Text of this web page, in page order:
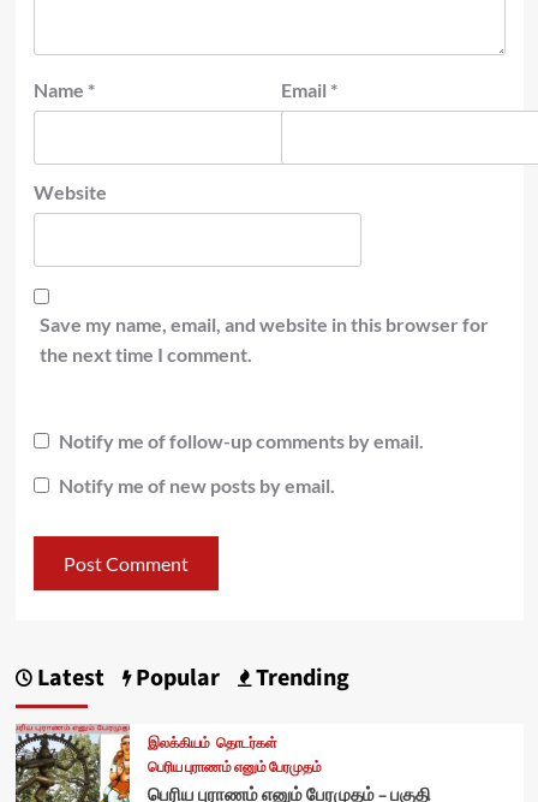
Name * Email *
Website
Save my name, email, and website in this browser for
the next time I comment.
Notify me of follow-up comments by email.
Notify me of new posts by email.
Latest Popular Trending
இலக்கியம் தொடர்கள்
பெரிய புராணம் எனும் பேரமுதம்
பெரிய புராணம் எனும் பேரமுதம் – பகுதி